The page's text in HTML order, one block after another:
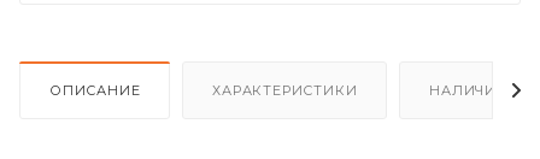
ОПИСАНИЕ ХАРАКТЕРИСТИКИ НАЛИЧИЕ